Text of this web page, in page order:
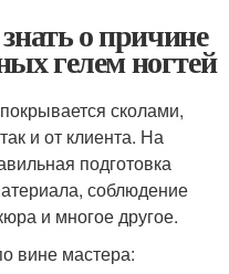
о причине
гелем ногтей
сколами,
и от клиента. На
подготовка
соблюдение
и многое другое.
вине мастера: